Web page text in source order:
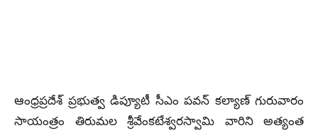
ఆంధ్రప్రదేశ్ ప్రభుత్వ డిప్యూటీ సీఎం పవన్ కల్యాణ్ గురువారం
సాయంత్రం తిరుమల శ్రీవేంకటేశ్వరస్వామి వారిని అత్యంత